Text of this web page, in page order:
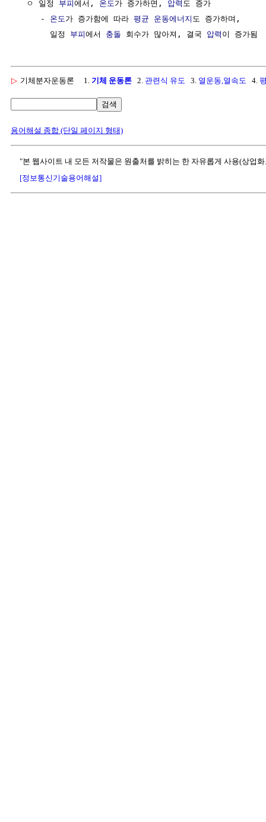
  ㅇ 일정
부피에서, 온도 가 증가하면, 압력 도 증가
     -
온도 가 증가함에 따라 평균 운동에너지 도 증가하며,
       일정
부피에서 충돌 회수가 많아져, 결국 압력
▷ 기체분자운동론 1. 기체 운동론 2. 관련식 유도 3. 열운동,열속도 4.
검색
용어해설 종합 (단일 페이지 형태)
"본 웹사이트 내 모든 저작물은 원출처를 밝히는 한 자유롭게 사용(상업
[정보통신기술용어해설]